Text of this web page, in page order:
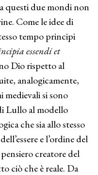
questi due mondi non
Come le idee di
tempo principi
essendi et
Dio rispetto al
analogicamente,
medievali si sono
Lullo al modello
che sia allo stesso
e l’ordine del
creatore del
ciò che è reale. Da